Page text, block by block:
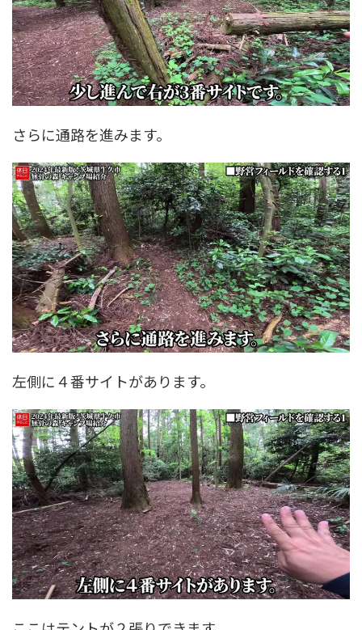
さらに通路を進みます。
左側に４番サイトがあります。